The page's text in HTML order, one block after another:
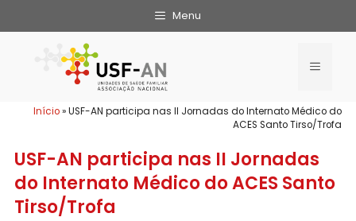
Menu
Início»USF-AN participa nas II Jornadas do Internato Médico do
ACES Santo Tirso/Trofa
USF-AN participa nas II Jornadas
do Internato Médico do ACES Santo
Tirso/Trofa